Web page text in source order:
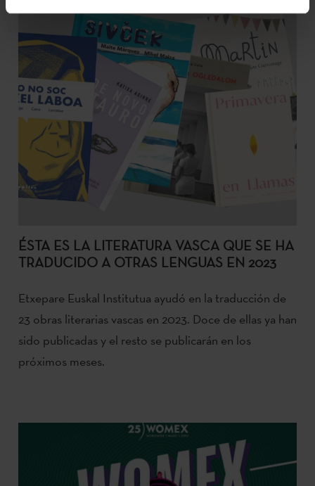
ÉSTA ES LA LITERATURA VASCA QUE SE HA
TRADUCIDO A OTRAS LENGUAS EN 2023
Etxepare Euskal Institutua ayudó en la traducción de
23 obras literarias vascas en 2023. Doce de ellas ya han
sido publicadas y el resto se publicarán en los
próximos meses.